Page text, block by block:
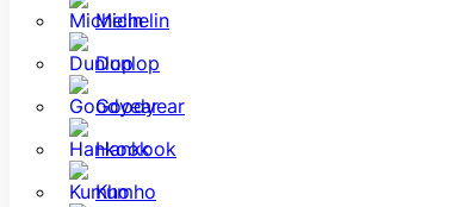
Michelin
Dunlop
Goodyear
Hankook
Kumho